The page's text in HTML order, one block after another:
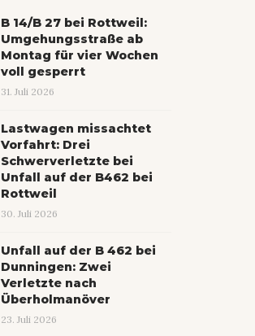
B 14/B 27 bei Rottweil:
Umgehungsstraße ab
Montag für vier Wochen
voll gesperrt
31. Juli 2026
Lastwagen missachtet
Vorfahrt: Drei
Schwerverletzte bei
Unfall auf der B462 bei
Rottweil
30. Juli 2026
Unfall auf der B 462 bei
Dunningen: Zwei
Verletzte nach
Überholmanöver
23. Juli 2026